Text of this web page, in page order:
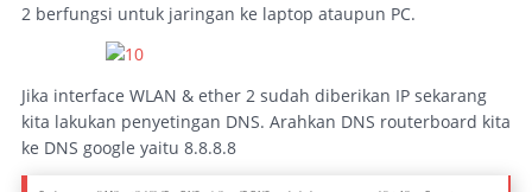
2 berfungsi untuk jaringan ke laptop ataupun PC.
Jika interface WLAN & ether 2 sudah diberikan IP sekarang
kita lakukan penyetingan DNS. Arahkan DNS routerboard kita
ke DNS google yaitu 8.8.8.8